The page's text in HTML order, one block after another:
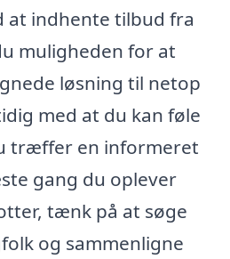
at indhente tilbud fra
muligheden for at
løsning til netop
med at du kan føle
træffer en informeret
gang du oplever
tænk på at søge
og sammenligne